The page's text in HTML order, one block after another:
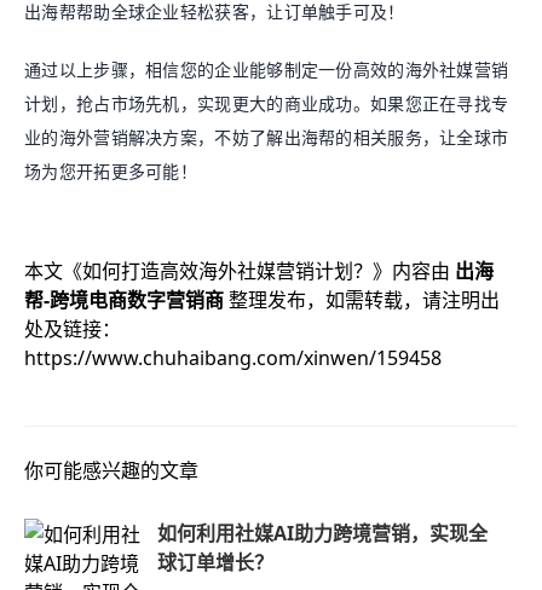
出海帮帮助全球企业轻松获客，让订单触手可及！
通过以上步骤，相信您的企业能够制定一份高效的海外社媒营销
计划，抢占市场先机，实现更大的商业成功。如果您正在寻找专
业的海外营销解决方案，不妨了解出海帮的相关服务，让全球市
场为您开拓更多可能！
本文《如何打造高效海外社媒营销计划？ 》内容由 出海
帮-跨境电商数字营销商整理发布，如需转载，请注明出
处及链接：
https://www.chuhaibang.com/xinwen/159458
你可能感兴趣的文章
如何利用社媒AI助力跨境营销，实现全
球订单增长？